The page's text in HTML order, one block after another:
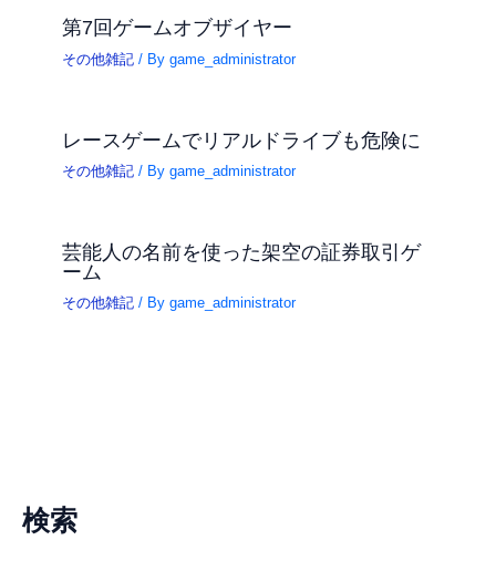
検索
第7回ゲームオブザイヤー
その他雑記 / Bygame_administrator
レースゲームでリアルドライブも危険に
その他雑記 / Bygame_administrator
芸能人の名前を使った架空の証券取引ゲ
ーム
その他雑記 / Bygame_administrator